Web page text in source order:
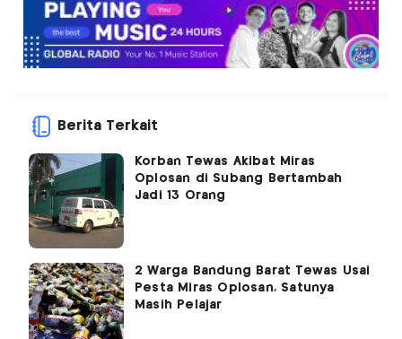
Berita Terkait
Korban Tewas Akibat Miras
Oplosan di Subang Bertambah
Jadi 13 Orang
2 Warga Bandung Barat Tewas Usai
Pesta Miras Oplosan, Satunya
Masih Pelajar